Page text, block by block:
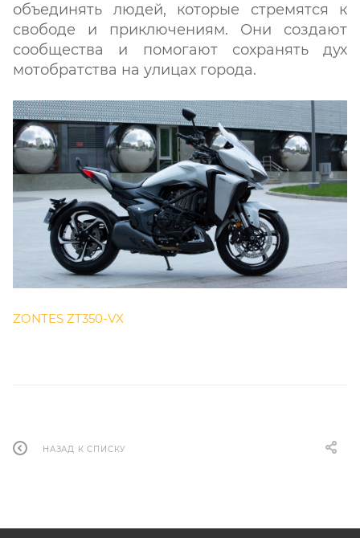
объединять людей, которые стремятся к
свободе и приключениям. Они создают
сообщества и помогают сохранять дух
мотобратства на улицах города.
ZONTES ZT350-VX
НАЗАД К СПИСКУ